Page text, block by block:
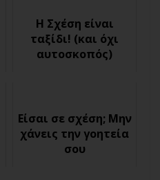
Η Σχέση είναι
ταξίδι! (και όχι
αυτοσκοπός)
Είσαι σε σχέση; Μην
χάνεις την γοητεία
σου